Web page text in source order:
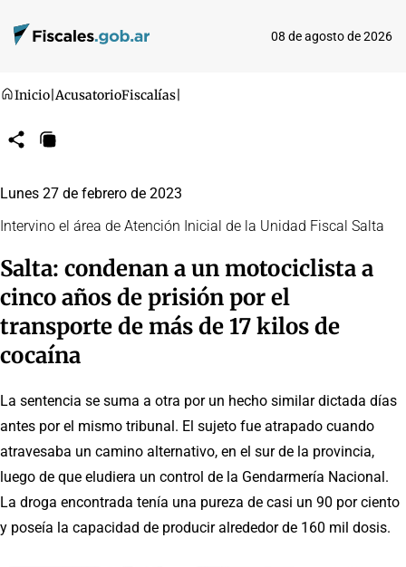
08 de agosto de 2026
Inicio AcusatorioFiscalías
CompartirCopiar
Lunes 27 de febrero de 2023
Intervino el área de Atención Inicial de la Unidad Fiscal Salta
Salta: condenan a un motociclista a
cinco años de prisión por el
transporte de más de 17 kilos de
cocaína
La sentencia se suma a otra por un hecho similar dictada días
antes por el mismo tribunal. El sujeto fue atrapado cuando
atravesaba un camino alternativo, en el sur de la provincia,
luego de que eludiera un control de la Gendarmería Nacional.
La droga encontrada tenía una pureza de casi un 90 por ciento
y poseía la capacidad de producir alrededor de 160 mil dosis.